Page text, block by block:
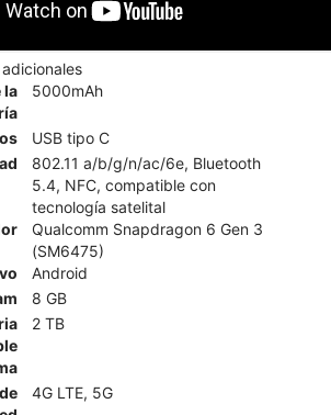
la
5000mAh
USB tipo C
802.11 a/b/g/n/ac/6e, Bluetooth
5.4, NFC, compatible con
tecnología satelital
Qualcomm Snapdragon 6 Gen 3
(SM6475)
Android
8 GB
2 TB
4G LTE, 5G